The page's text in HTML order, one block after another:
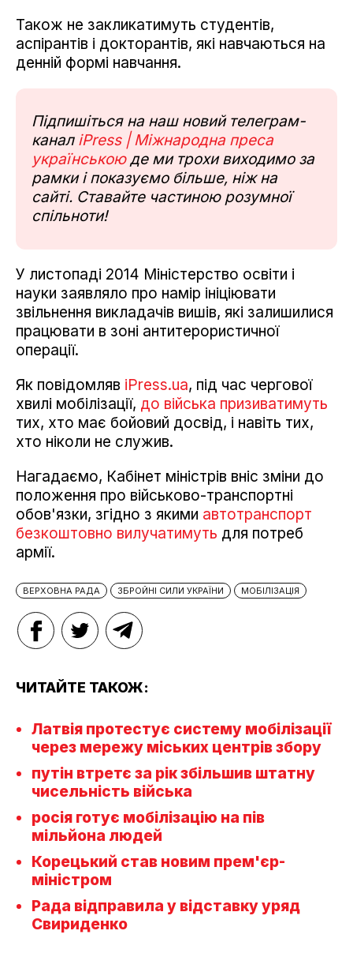
Також не закликатимуть студентів,
аспірантів і докторантів, які навчаються на
денній формі навчання.
Підпишіться на наш новий телеграм-
канал iPress | Міжнародна преса
українськоюде ми трохи виходимо за
рамки і показуємо більше, ніж на
сайті. Ставайте частиною розумної
спільноти!
У листопаді 2014 Міністерство освіти і
науки заявляло про намір ініціювати
звільнення викладачів вишів, які залишилися
працювати в зоні антитерористичної
операції.
Як повідомляв iPress.ua, під час чергової
хвилі мобілізації, до війська призиватимуть
тих, хто має бойовий досвід, і навіть тих,
хто ніколи не служив.
Нагадаємо, Кабінет міністрів вніс зміни до
положення про військово-транспортні
обов'язки, згідно з якими автотранспорт
безкоштовно вилучатимуть для потреб
армії.
ВЕРХОВНА РАДА ЗБРОЙНІ СИЛИ УКРАЇНИ МОБІЛІЗАЦІЯ
ЧИТАЙТЕ ТАКОЖ:
Латвія протестує систему мобілізації
через мережу міських центрів збору
путін втретє за рік збільшив штатну
чисельність війська
росія готує мобілізацію на пів
мільйона людей
Корецький став новим прем'єр-
міністром
Рада відправила у відставку уряд
Свириденко